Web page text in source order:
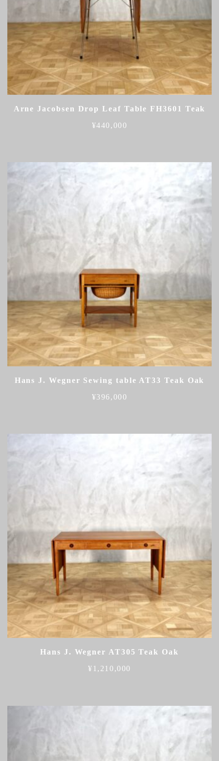
Arne Jacobsen Drop Leaf Table FH3601 Teak
¥440,000
Hans J. Wegner Sewing table AT33 Teak Oak
¥396,000
Hans J. Wegner AT305 Teak Oak
¥ 1,210,000